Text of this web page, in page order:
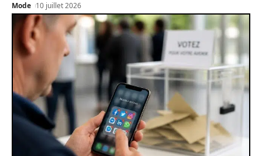
Mode 10 juillet 2026